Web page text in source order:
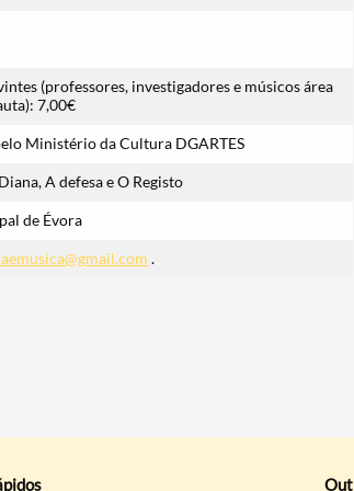
(professores, investigadores e músicos área
7,00€
Ministério da Cultura DGARTES
A defesa e O Registo
de Évora
.